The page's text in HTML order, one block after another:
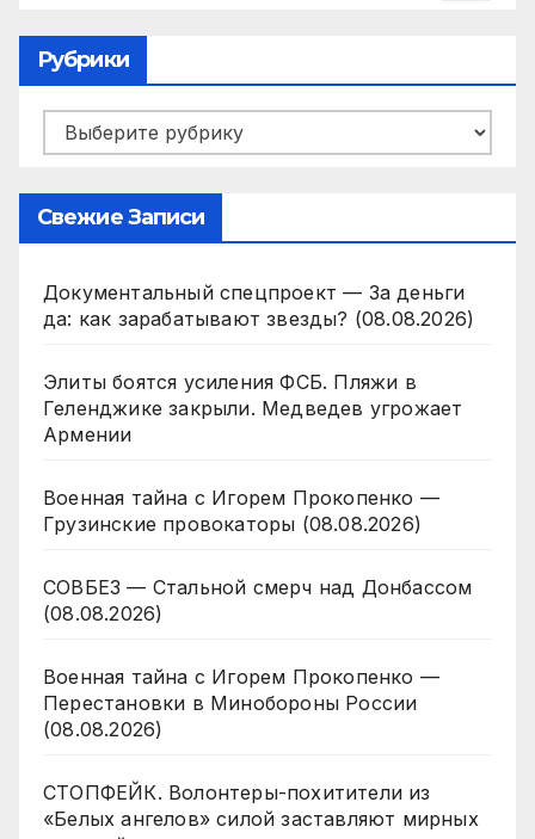
Рубрики
Рубрики
Свежие Записи
Документальный спецпроект — За деньги
да: как зарабатывают звезды? (08.08.2026)
Элиты боятся усиления ФСБ. Пляжи в
Геленджике закрыли. Медведев угрожает
Армении
Военная тайна с Игорем Прокопенко —
Грузинские провокаторы (08.08.2026)
СОВБЕЗ — Стальной смерч над Донбассом
(08.08.2026)
Военная тайна с Игорем Прокопенко —
Перестановки в Минобороны России
(08.08.2026)
СТОПФЕЙК. Волонтеры-похитители из
«Белых ангелов» силой заставляют мирных